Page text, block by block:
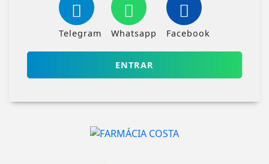
Telegram Whatsapp Facebook
ENTRAR